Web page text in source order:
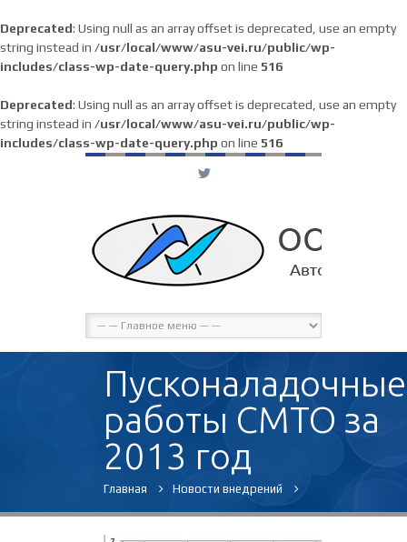
Deprecated: Using null as an array offset is deprecated, use an empty
string instead in /usr/local/www/asu-vei.ru/public/wp-
includes/class-wp-date-query.php on line 516
Deprecated: Using null as an array offset is deprecated, use an empty
string instead in /usr/local/www/asu-vei.ru/public/wp-
includes/class-wp-date-query.php on line 516
L
Пусконаладочные
работы СМТО за
2013 год
Главная Новости внедрений